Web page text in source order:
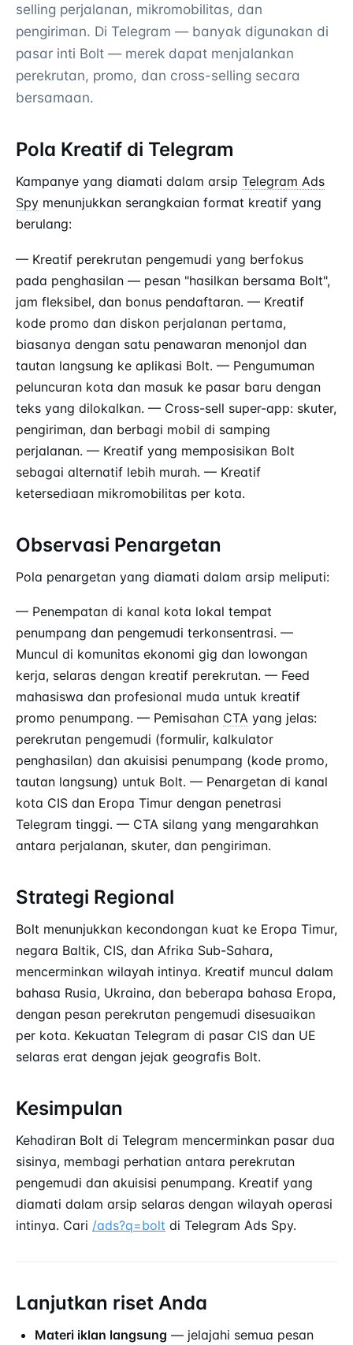
selling perjalanan, mikromobilitas, dan
pengiriman. Di Telegram — banyak digunakan di
pasar inti Bolt — merek dapat menjalankan
perekrutan, promo, dan cross-selling secara
bersamaan.
Pola Kreatif di Telegram
Kampanye yang diamati dalam arsip Telegram Ads
Spy menunjukkan serangkaian format kreatif yang
berulang:
— Kreatif perekrutan pengemudi yang berfokus
pada penghasilan — pesan "hasilkan bersama Bolt",
jam fleksibel, dan bonus pendaftaran. — Kreatif
kode promo dan diskon perjalanan pertama,
biasanya dengan satu penawaran menonjol dan
tautan langsung ke aplikasi Bolt. — Pengumuman
peluncuran kota dan masuk ke pasar baru dengan
teks yang dilokalkan. — Cross-sell super-app: skuter,
pengiriman, dan berbagi mobil di samping
perjalanan. — Kreatif yang memposisikan Bolt
sebagai alternatif lebih murah. — Kreatif
ketersediaan mikromobilitas per kota.
Observasi Penargetan
Pola penargetan yang diamati dalam arsip meliputi:
— Penempatan di kanal kota lokal tempat
penumpang dan pengemudi terkonsentrasi. —
Muncul di komunitas ekonomi gig dan lowongan
kerja, selaras dengan kreatif perekrutan. — Feed
mahasiswa dan profesional muda untuk kreatif
promo penumpang. — Pemisahan CTA yang jelas:
perekrutan pengemudi (formulir, kalkulator
penghasilan) dan akuisisi penumpang (kode promo,
tautan langsung) untuk Bolt. — Penargetan di kanal
kota CIS dan Eropa Timur dengan penetrasi
Telegram tinggi. — CTA silang yang mengarahkan
antara perjalanan, skuter, dan pengiriman.
Strategi Regional
Bolt menunjukkan kecondongan kuat ke Eropa Timur,
negara Baltik, CIS, dan Afrika Sub-Sahara,
mencerminkan wilayah intinya. Kreatif muncul dalam
bahasa Rusia, Ukraina, dan beberapa bahasa Eropa,
dengan pesan perekrutan pengemudi disesuaikan
per kota. Kekuatan Telegram di pasar CIS dan UE
selaras erat dengan jejak geografis Bolt.
Kesimpulan
Kehadiran Bolt di Telegram mencerminkan pasar dua
sisinya, membagi perhatian antara perekrutan
pengemudi dan akuisisi penumpang. Kreatif yang
diamati dalam arsip selaras dengan wilayah operasi
intinya. Cari /ads?q=bolt di Telegram Ads Spy.
Lanjutkan riset Anda
Materi iklan langsung — jelajahi semua pesan